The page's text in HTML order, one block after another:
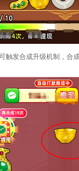
触发合成升级机制，合